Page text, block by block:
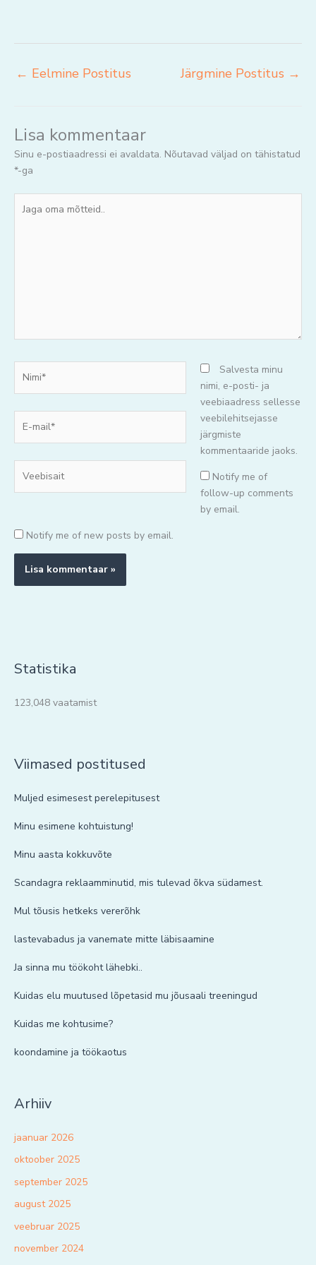
← Eelmine Postitus Järgmine Postitus →
Lisa kommentaar
Sinu e-postiaadressi ei avaldata. Nõutavad väljad on tähistatud
*-ga
oma
mail*
Salvesta minu
nimi, e-posti- ja
veebiaadress sellesse
veebilehitsejasse
järgmiste
kommentaaride jaoks.
Notify me of
follow-up comments
by email.
Notify me of new posts by email.
Statistika
123,048 vaatamist
Viimased postitused
Muljed esimesest perelepitusest
Minu esimene kohtuistung!
Minu aasta kokkuvõte
Scandagra reklaamminutid, mis tulevad õkva südamest.
Mul tõusis hetkeks vererõhk
lastevabadus ja vanemate mitte läbisaamine
Ja sinna mu töökoht lähebki..
Kuidas elu muutused lõpetasid mu jõusaali treeningud
Kuidas me kohtusime?
koondamine ja töökaotus
Arhiiv
jaanuar 2026
oktoober 2025
september 2025
august 2025
veebruar 2025
november 2024